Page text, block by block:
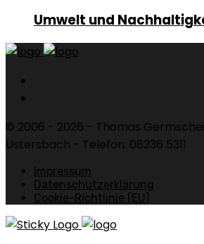
Umwelt und
© 2006 - 2026 - Thomas
Ustersbach - Telefon: 08236 5311
Impressum
Datenschutzerklärung
Cookie-Richtlinie (EU)